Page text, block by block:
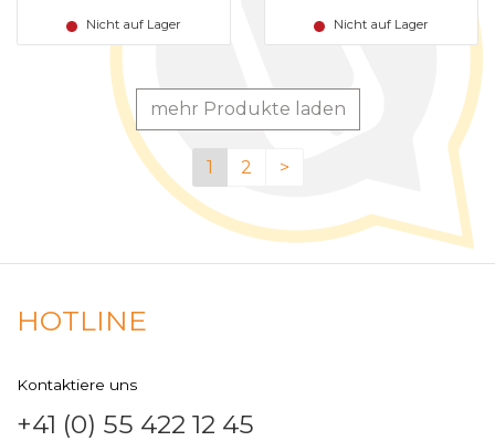
Nicht auf Lager Nicht auf Lager
mehr Produkte laden
1 2 >
HOTLINE
Kontaktiere uns
+41 (0) 55 422 12 45